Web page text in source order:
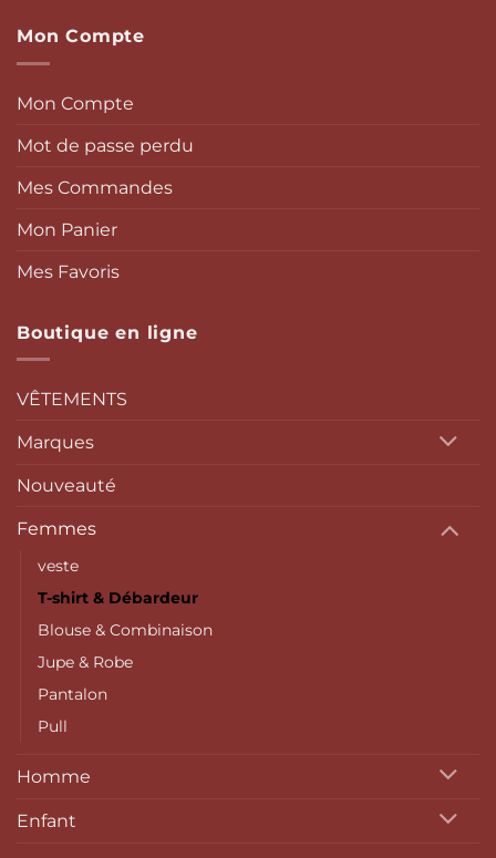
Mon Compte
Mon Compte
Mot de passe perdu
Mes Commandes
Mon Panier
Mes Favoris
Boutique en ligne
VÊTEMENTS
Marques
Nouveauté
Femmes
veste
T-shirt & Débardeur
Blouse & Combinaison
Jupe & Robe
Pantalon
Pull
Homme
Enfant